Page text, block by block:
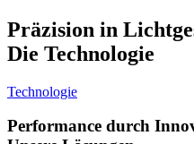
Präzision in
Die Technologie
Technologie
Performance durch